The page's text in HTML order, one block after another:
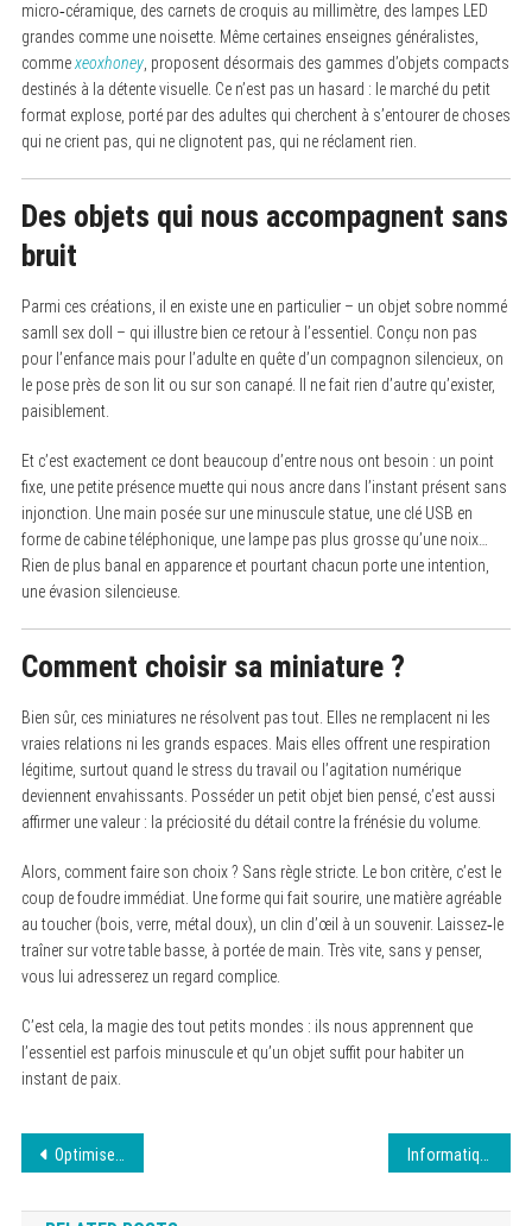
micro‑céramique, des carnets de croquis au millimètre, des lampes LED
grandes comme une noisette. Même certaines enseignes généralistes,
commexeoxhoney, proposent désormais des gammes d’objets compacts
destinés à la détente visuelle. Ce n’est pas un hasard : le marché du petit
format explose, porté par des adultes qui cherchent à s’entourer de choses
qui ne crient pas, qui ne clignotent pas, qui ne réclament rien.
Des objets qui nous accompagnent sans
bruit
Parmi ces créations, il en existe une en particulier – un objet sobre nommé
samll sex doll – qui illustre bien ce retour à l’essentiel. Conçu non pas
pour l’enfance mais pour l’adulte en quête d’un compagnon silencieux, on
le pose près de son lit ou sur son canapé. Il ne fait rien d’autre qu’exister,
paisiblement.
Et c’est exactement ce dont beaucoup d’entre nous ont besoin : un point
fixe, une petite présence muette qui nous ancre dans l’instant présent sans
injonction. Une main posée sur une minuscule statue, une clé USB en
forme de cabine téléphonique, une lampe pas plus grosse qu’une noix…
Rien de plus banal en apparence et pourtant chacun porte une intention,
une évasion silencieuse.
Comment choisir sa miniature ?
Bien sûr, ces miniatures ne résolvent pas tout. Elles ne remplacent ni les
vraies relations ni les grands espaces. Mais elles offrent une respiration
légitime, surtout quand le stress du travail ou l’agitation numérique
deviennent envahissants. Posséder un petit objet bien pensé, c’est aussi
affirmer une valeur : la préciosité du détail contre la frénésie du volume.
Alors, comment faire son choix ? Sans règle stricte. Le bon critère, c’est le
coup de foudre immédiat. Une forme qui fait sourire, une matière agréable
au toucher (bois, verre, métal doux), un clin d’œil à un souvenir. Laissez‑le
traîner sur votre table basse, à portée de main. Très vite, sans y penser,
vous lui adresserez un regard complice.
C’est cela, la magie des tout petits mondes : ils nous apprennent que
l’essentiel est parfois minuscule et qu’un objet suffit pour habiter un
instant de paix.
Navigation
de
Optimiser son code pour des sites plus rapides Informatique : comprendre les innovations clés